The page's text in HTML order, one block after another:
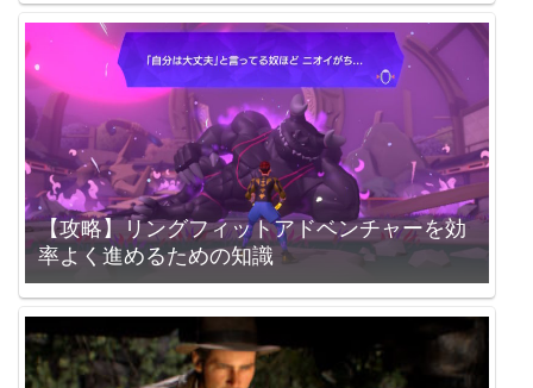
【攻略】リングフィットアドベンチャーを効
率よく進めるための知識